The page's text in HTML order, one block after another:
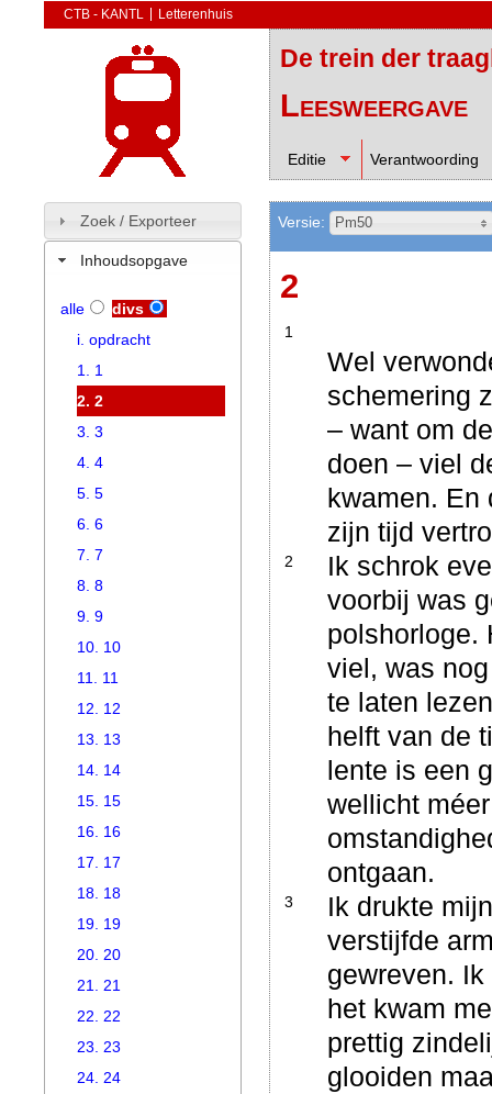
CTB - KANTL Letterenhuis
De trein der
Leesweergave
Editie Verantwoording
Versie: Pm50
2
1
Wel
schemering
– want om
doen – viel
kwamen. En
zijn tijd
2
Ik schrok
voorbij was
polshorloge.
viel, was
te laten
helft van de
lente is een
wellicht
ontgaan.
3
Ik drukte
verstijfde
gewreven.
het kwam
prettig
glooiden
Zoek / Exporteer
Inhoudsopgave
alle
divs
i. opdracht
1. 1
2. 2
3. 3
4. 4
5. 5
6. 6
7. 7
8. 8
9. 9
10. 10
11. 11
12. 12
13. 13
14. 14
15. 15
16. 16
17. 17
18. 18
19. 19
20. 20
21. 21
22. 22
23. 23
24. 24